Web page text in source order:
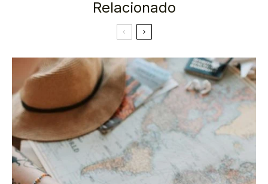
Relacionado